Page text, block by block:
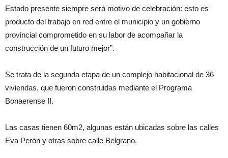
Estado presente siempre será motivo de celebración: esto es
producto del trabajo en red entre el municipio y un gobierno
provincial comprometido en su labor de acompañar la
construcción de un futuro mejor”.
Se trata de la segunda etapa de un complejo habitacional de 36
viviendas, que fueron construidas mediante el Programa
Bonaerense II.
Las casas tienen 60m2, algunas están ubicadas sobre las calles
Eva Perón y otras sobre calle Belgrano.